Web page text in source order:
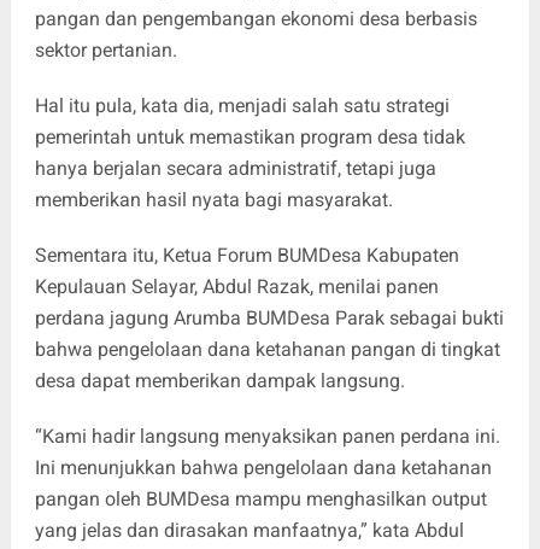
pangan dan pengembangan ekonomi desa berbasis
sektor pertanian.
Hal itu pula, kata dia, menjadi salah satu strategi
pemerintah untuk memastikan program desa tidak
hanya berjalan secara administratif, tetapi juga
memberikan hasil nyata bagi masyarakat.
Sementara itu, Ketua Forum BUMDesa Kabupaten
Kepulauan Selayar, Abdul Razak, menilai panen
perdana jagung Arumba BUMDesa Parak sebagai bukti
bahwa pengelolaan dana ketahanan pangan di tingkat
desa dapat memberikan dampak langsung.
“Kami hadir langsung menyaksikan panen perdana ini.
Ini menunjukkan bahwa pengelolaan dana ketahanan
pangan oleh BUMDesa mampu menghasilkan output
yang jelas dan dirasakan manfaatnya,” kata Abdul